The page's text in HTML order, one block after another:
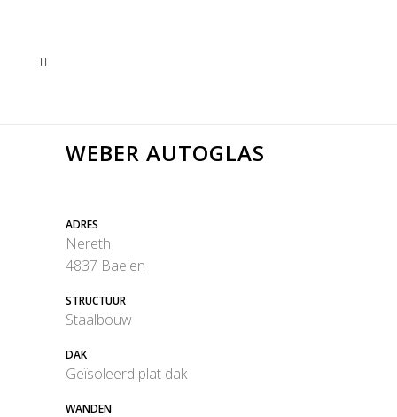
WEBER AUTOGLAS
ADRES
Nereth
4837 Baelen
STRUCTUUR
Staalbouw
DAK
Geïsoleerd plat dak
WANDEN